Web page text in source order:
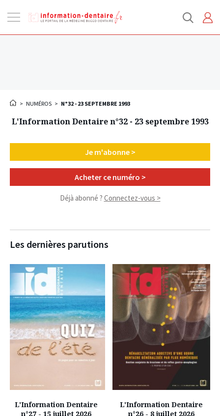
la
> NUMÉROS > N°32 - 23 SEPTEMBRE 1993
L'Information Dentaire n°32 - 23 septembre 1993
Je m'abonne >
Acheter ce numéro >
Déjà abonné ? Connectez-vous >
Les dernières parutions
L'Information Dentaire
n°27 - 15 juillet 2026
L'Information Dentaire
n°26 - 8 juillet 2026